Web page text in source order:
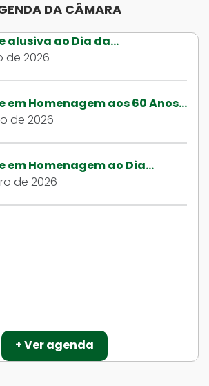
DA CÂMARA
alusiva ao Dia da...
de 2026
em Homenagem aos 60 Anos...
de 2026
em Homenagem ao Dia...
de 2026
+ Ver agenda